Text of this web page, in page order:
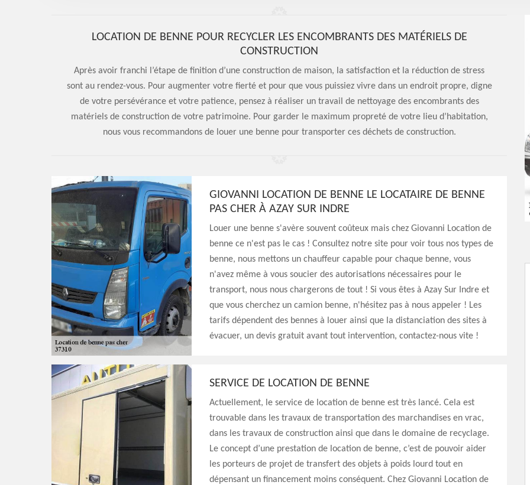
LOCATION DE BENNE POUR RECYCLER LES ENCOMBRANTS DES MATÉRIELS DE
CONSTRUCTION
Après avoir franchi l’étape de finition d’une construction de maison, la satisfaction et la réduction de stress
sont au rendez-vous. Pour augmenter votre fierté et pour que vous puissiez vivre dans un endroit propre, digne
de votre persévérance et votre patience, pensez à réaliser un travail de nettoyage des encombrants des
matériels de construction de votre patrimoine. Pour garder le maximum propreté de votre lieu d’habitation,
nous vous recommandons de louer une benne pour transporter ces déchets de construction.
GIOVANNI LOCATION DE BENNE LE LOCATAIRE DE BENNE
PAS CHER À AZAY SUR INDRE
Louer une benne s'avère souvent coûteux mais chez Giovanni Location de
benne ce n'est pas le cas ! Consultez notre site pour voir tous nos types de
benne, nous mettons un chauffeur capable pour chaque benne, vous
n'avez même à vous soucier des autorisations nécessaires pour le
transport, nous nous chargerons de tout ! Si vous êtes à Azay Sur Indre et
que vous cherchez un camion benne, n'hésitez pas à nous appeler ! Les
tarifs dépendent des bennes à louer ainsi que la distanciation des sites à
évacuer, un devis gratuit avant tout intervention, contactez-nous vite !
SERVICE DE LOCATION DE BENNE
Actuellement, le service de location de benne est très lancé. Cela est
trouvable dans les travaux de transportation des marchandises en vrac,
dans les travaux de construction ainsi que dans le domaine de recyclage.
Le concept d’une prestation de location de benne, c’est de pouvoir aider
les porteurs de projet de transfert des objets à poids lourd tout en
dépensant un financement moins conséquent. Chez Giovanni Location de